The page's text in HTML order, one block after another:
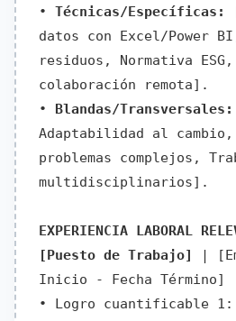
• Técnicas/Específicas:
datos con Excel/Power
residuos, Normativa
colaboración remota].
• Blandas/Transversales:
Adaptabilidad al cambio,
problemas complejos,
multidisciplinarios].
EXPERIENCIA LABORAL
[Puesto de Trabajo]
|
Inicio - Fecha Término]
• Logro cuantificable